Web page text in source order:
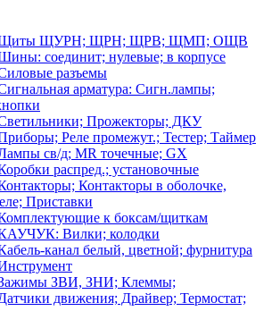
Щиты ЩУРН; ЩРН; ЩРВ; ЩМП; ОЩВ
соединит; нулевые; в корпусе
разъемы
арматура: Сигн.лампы;
Прожекторы; ДКУ
Реле промежут.; Тестер; Таймер
св/д; MR точечные; GX
распред.; установочные
Контакторы в оболочке,
Приставки
к боксам/щиткам
Вилки; колодки
канал белый, цветной; фурнитура
ЗВИ, ЗНИ; Клеммы;
движения; Драйвер; Термостат;